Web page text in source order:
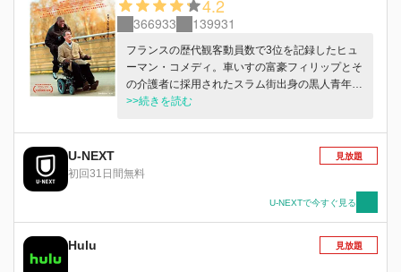
4.2
366933 139931
フランスの歴代観客動員数で3位を記録したヒュ
ーマン・コメディ。車いすの富豪フィリップとそ
の介護者に採用されたスラム街出身の黒人青年ド
リスは、正反対ゆえにぶつかり合いながらも、次
>>続きを読む
U-NEXT
初回31日間無料
見放題
U-NEXTで今すぐ見る
Hulu 見放題